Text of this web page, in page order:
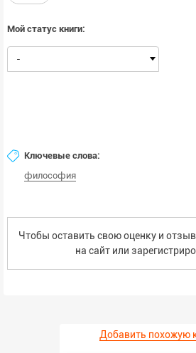
Мой статус книги:
-
Ключевые слова:
философия
Чтобы оставить свою оценку и
на сайт или
Добавить похожую